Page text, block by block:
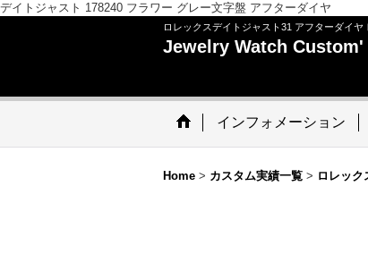
デイトジャスト 178240 フラワー グレー文字盤 アフターダイヤ
ロレックスデイトジャスト31 アフターダイヤ
Jewelry Watch Custom'
インフォメーション
Home > カスタム実績一覧 > ロレック